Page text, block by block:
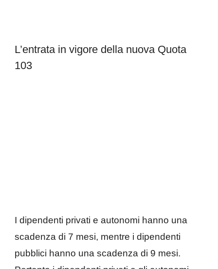
L’entrata in vigore della nuova Quota
103
I dipendenti privati e autonomi hanno una
scadenza di 7 mesi, mentre i dipendenti
pubblici hanno una scadenza di 9 mesi.